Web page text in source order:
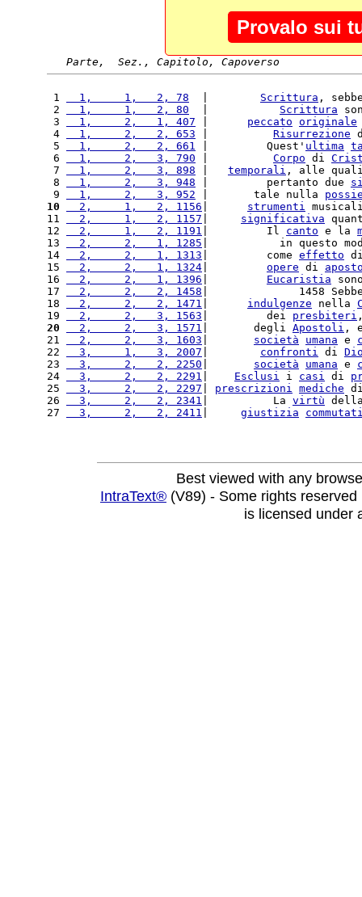
Provalo sui
Parte,  Sez., Capitolo, Capoverso
1
  1,     1,   2, 78
Scrittura ,
2
  1,     1,   2, 80
Scrittura
3
  1,     2,   1, 407
peccato originale
4
  1,     2,   2, 653
Risurrezione
5
  1,     2,   2, 661
|         Quest' ultima
6
  1,     2,   3, 790
Corpo di
7
  1,     2,   3, 898
temporali , alle
8
  1,     2,   3, 948
|         pertanto due
9
  1,     2,   3, 952
|       tale nulla
10
  2,     1,   2, 1156
strumenti
11
  2,     1,   2, 1157
significativa
12
  2,     1,   2, 1191
|         Il canto e la
13
  2,     2,   1, 1285
|           in questo
14
  2,     2,   1, 1313
|         come effetto
15
  2,     2,   1, 1324
opere di
16
  2,     2,   1, 1396
Eucaristia
17
  2,     2,   2, 1458
|              1458
18
  2,     2,   2, 1471
indulgenze nella
19
  2,     2,   3, 1563
|         dei presbiteri
20
  2,     2,   3, 1571
|       degli Apostoli ,
21
  2,     2,   3, 1603
società umana e
22
  3,     1,   3, 2007
confronti di
23
  3,     2,   2, 2250
società umana e
24
  3,     2,   2, 2291
Esclusi i casi di
25
  3,     2,   2, 2297
prescrizioni mediche
26
  3,     2,   2, 2341
|          La virtù
27
  3,     2,   2, 2411
giustizia
Best viewed with any
IntraText® (V89) - Some rights
is licensed under